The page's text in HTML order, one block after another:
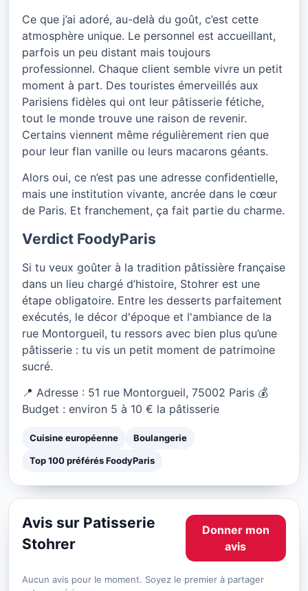
Ce que j’ai adoré, au-delà du goût, c’est cette
atmosphère unique. Le personnel est accueillant,
parfois un peu distant mais toujours
professionnel. Chaque client semble vivre un petit
moment à part. Des touristes émerveillés aux
Parisiens fidèles qui ont leur pâtisserie fétiche,
tout le monde trouve une raison de revenir.
Certains viennent même régulièrement rien que
pour leur flan vanille ou leurs macarons géants.
Alors oui, ce n’est pas une adresse confidentielle,
mais une institution vivante, ancrée dans le cœur
de Paris. Et franchement, ça fait partie du charme.
Verdict FoodyParis
Si tu veux goûter à la tradition pâtissière française
dans un lieu chargé d’histoire, Stohrer est une
étape obligatoire. Entre les desserts parfaitement
exécutés, le décor d'époque et l'ambiance de la
rue Montorgueil, tu ressors avec bien plus qu’une
pâtisserie : tu vis un petit moment de patrimoine
sucré.
📍 Adresse : 51 rue Montorgueil, 75002 Paris 💰
Budget : environ 5 à 10 € la pâtisserie
Cuisine européenne Boulangerie
Top 100 préférés FoodyParis
Avis sur Patisserie
Stohrer
Donner mon
avis
Aucun avis pour le moment. Soyez le premier à partager